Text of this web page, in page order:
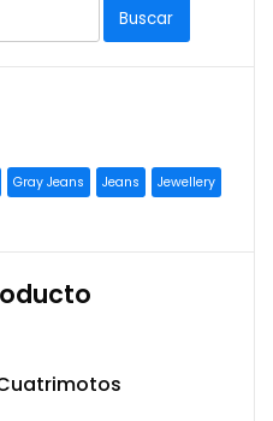
Buscar
Gray Jeans Jeans
Jewellery